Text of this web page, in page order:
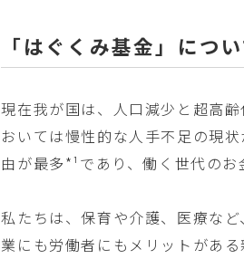
「はぐくみ基金」につ
現在我が国は、人口減少と超高
おいては慢性的な人手不足の現
由が最多*¹であり、働く世代の
私たちは、保育や介護、医療な
業にも労働者にもメリットがあ